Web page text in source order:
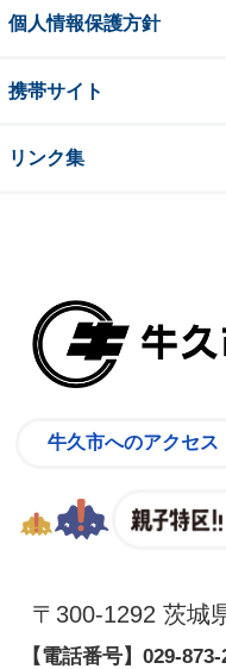
個人情報保護方針
携帯サイト
リンク集
牛久市へのアクセス
〒300-1292 茨城
【電話番号】 029-873-